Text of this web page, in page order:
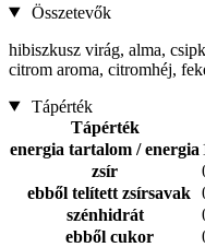
Összetevők
hibiszkusz virág, alma,
citrom aroma, citromhéj,
Tápérték
Tápérték
energia tartalom / energia
zsír
ebből telített zsírsavak
szénhidrát
ebből cukor